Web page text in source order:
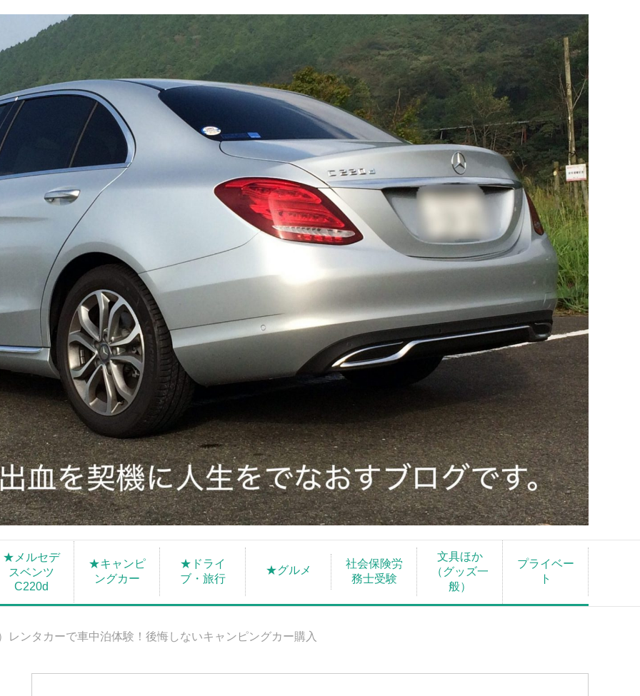
★メルセデ
スベンツ
C220d
★キャンピ
ングカー
★ドライ
ブ・旅行
★グルメ
社会保険労
務士受験
文具ほか
（グッズ一
般）
プライベー
ト
）レンタカーで車中泊体験！後悔しないキャンピングカー購入